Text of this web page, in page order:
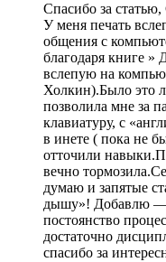
Спасибо за статью,
У меня печать
общения с
благодаря книге »
вслепую на
Холкин).Было это
позволила мне за
клавиатуру, с
в инете ( пока не
отточили
вечно
думаю и запятые
дышу»! Добавлю —
постоянство
достаточно
спасибо за